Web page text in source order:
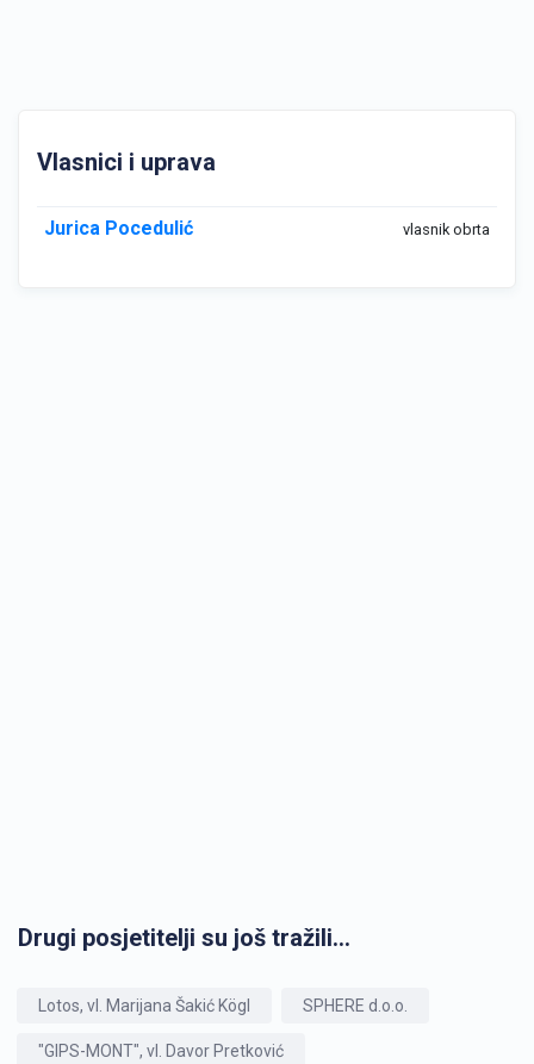
Vlasnici i uprava
Jurica Pocedulić vlasnik obrta
Drugi posjetitelji su još tražili...
Lotos, vl. Marijana Šakić Kögl SPHERE d.o.o.
"GIPS-MONT", vl. Davor Pretković